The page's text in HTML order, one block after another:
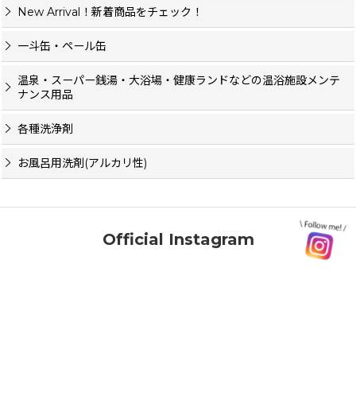
New Arrival！新着商品をチェック！
一斗缶・ペール缶
温泉・スーパー銭湯・大浴場・健康ランドなどの温浴施設メンテ
ナンス用品
各種洗浄剤
お風呂用洗剤(アルカリ性)
Official Instagram